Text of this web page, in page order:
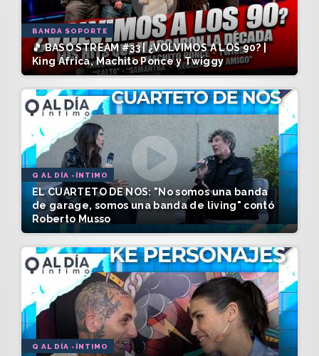
BANDA SOPORTE
🎵 BASO STREAM #33 | ¿VOLVIMOS A LOS 90? |
King África, Machito Ponce y Twiggy
Q AL DÍA -ÍNTIMO
EL CUARTETO DE NOS: "No somos una banda
de garage, somos una banda de living" contó
Roberto Musso
Q AL DÍA -ÍNTIMO